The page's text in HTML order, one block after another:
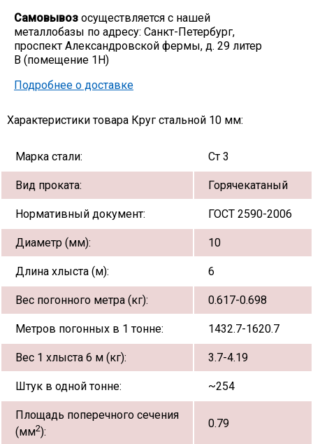
Самовывоз осуществляется с нашей
металлобазы по адресу: Санкт-Петербург,
проспект Александровской фермы, д. 29 литер
В (помещение 1Н)
Подробнее о доставке
Характеристики товара Круг стальной 10 мм:
Марка стали: Ст 3
Вид проката: Горячекатаный
Нормативный документ: ГОСТ 2590-2006
Диаметр (мм): 10
Длина хлыста (м): 6
Вес погонного метра (кг): 0.617-0.698
Метров погонных в 1 тонне: 1432.7-1620.7
Вес 1 хлыста 6 м (кг): 3.7-4.19
Штук в одной тонне: ~254
Площадь поперечного сечения
(мм2):
0.79